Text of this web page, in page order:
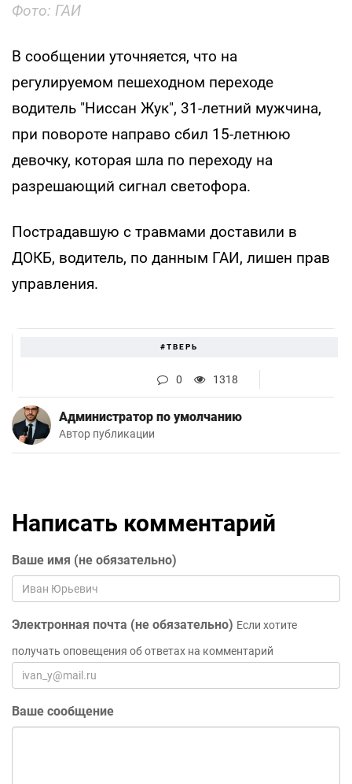
Фото: ГАИ
В сообщении уточняется, что на
регулируемом пешеходном переходе
водитель "Ниссан Жук", 31-летний мужчина,
при повороте направо сбил 15-летнюю
девочку, которая шла по переходу на
разрешающий сигнал светофора.
Пострадавшую с травмами доставили в
ДОКБ, водитель, по данным ГАИ, лишен прав
управления.
#ТВЕРЬ
0 1318
Администратор по умолчанию
Автор публикации
Написать комментарий
Ваше имя (не обязательно)
Электронная почта (не обязательно) Если хотите
получать оповещения об ответах на комментарий
Ваше сообщение